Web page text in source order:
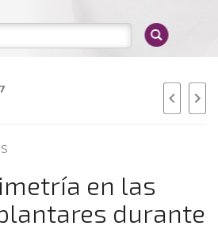
en las
durante